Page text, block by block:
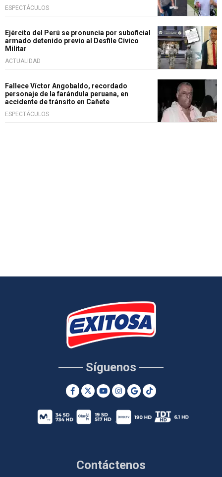
ESPECTÁCULOS
Ejército del Perú se pronuncia por suboficial
armado detenido previo al Desfile Cívico
Militar
ACTUALIDAD
Fallece Víctor Angobaldo, recordado
personaje de la farándula peruana, en
accidente de tránsito en Cañete
ESPECTÁCULOS
Contáctenos
Síguenos